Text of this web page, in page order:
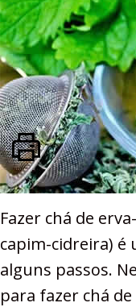
Fazer chá de
capim-cidreira) é
alguns passos.
para fazer chá